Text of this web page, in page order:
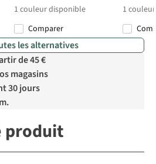
1 couleur disponible
Comparer
1
les alternatives
de 45 €
magasins
30 jours
produit